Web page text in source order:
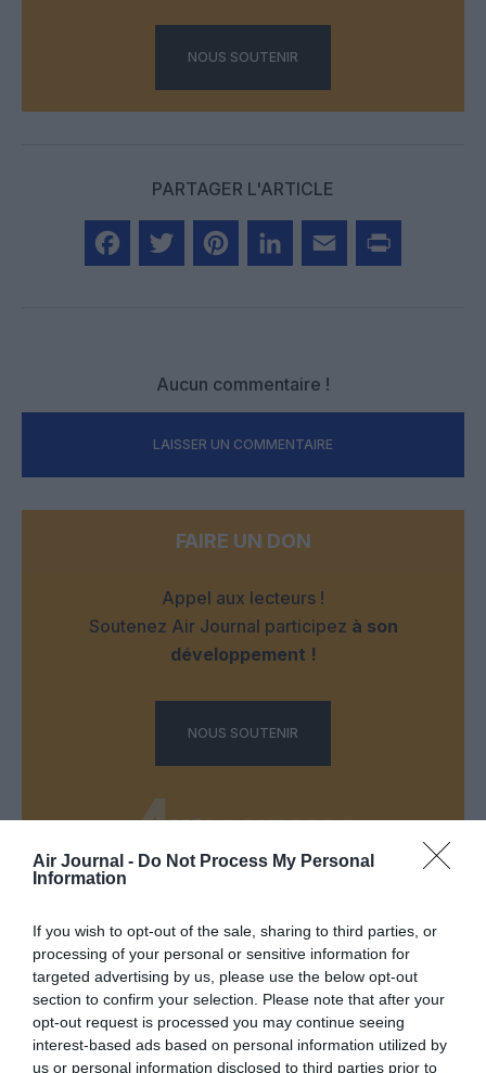
Air Journal - Do Not Process My Personal
Information
If you wish to opt-out of the sale, sharing to third parties, or
processing of your personal or sensitive information for
targeted advertising by us, please use the below opt-out
section to confirm your selection. Please note that after your
opt-out request is processed you may continue seeing
interest-based ads based on personal information utilized by
us or personal information disclosed to third parties prior to
NOUS SOUTENIR
PARTAGER L'ARTICLE
Aucun commentaire !
LAISSER UN COMMENTAIRE
FAIRE UN DON
Appel aux lecteurs !
Soutenez Air Journal participez à son
développement !
NOUS SOUTENIR
Aviationa commenté l'article :
Pointe‑à‑Pitre – Panama City : Air France ouvre un pont
aérien vers l’Amérique latine